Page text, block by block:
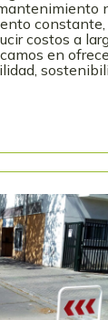
constante,
costos a
en